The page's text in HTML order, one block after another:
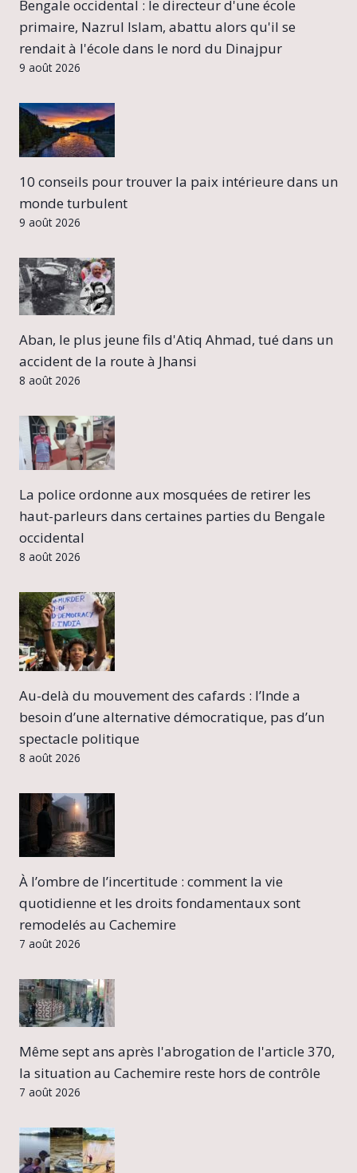
Bengale occidental : le directeur d'une école
primaire, Nazrul Islam, abattu alors qu'il se
rendait à l'école dans le nord du Dinajpur
9 août 2026
10 conseils pour trouver la paix intérieure dans un
monde turbulent
9 août 2026
Aban, le plus jeune fils d'Atiq Ahmad, tué dans un
accident de la route à Jhansi
8 août 2026
La police ordonne aux mosquées de retirer les
haut-parleurs dans certaines parties du Bengale
occidental
8 août 2026
Au-delà du mouvement des cafards : l’Inde a
besoin d’une alternative démocratique, pas d’un
spectacle politique
8 août 2026
À l’ombre de l’incertitude : comment la vie
quotidienne et les droits fondamentaux sont
remodelés au Cachemire
7 août 2026
Même sept ans après l'abrogation de l'article 370,
la situation au Cachemire reste hors de contrôle
7 août 2026